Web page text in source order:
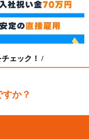
チェック！ /
か？